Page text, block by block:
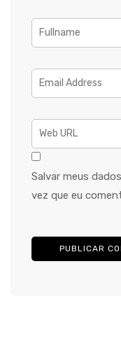
Salvar meus
vez que eu